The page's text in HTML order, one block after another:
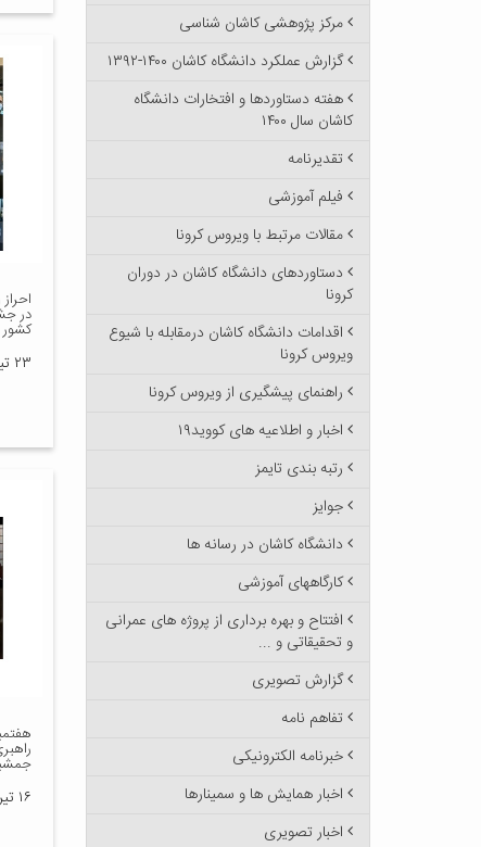
در
کشور
۲۳ تیر ۱۳۹۹
۱۶ تیر ۱۳۹۹
مرکز پژوهشی کاشان شناسی
گزارش عملکرد دانشگاه کاشان ۱۴۰۰-۱۳۹۲
هفته دستاوردها و افتخارات دانشگاه
کاشان سال ۱۴۰۰
تقدیرنامه
فیلم آموزشی
مقالات مرتبط با ویروس کرونا
دستاوردهای دانشگاه کاشان در دوران
کرونا
اقدامات دانشگاه کاشان درمقابله با شیوع
ویروس کرونا
راهنمای پیشگیری از ویروس کرونا
اخبار و اطلاعیه های کووید۱۹
رتبه بندی تایمز
جوایز
دانشگاه کاشان در رسانه ها
کارگاههای آموزشی
افتتاح و بهره برداری از پروژه های عمرانی
و تحقیقاتی و ...
گزارش تصویری
تفاهم نامه
خبرنامه الکترونیکی
اخبار همایش ها و سمینارها
اخبار تصویری